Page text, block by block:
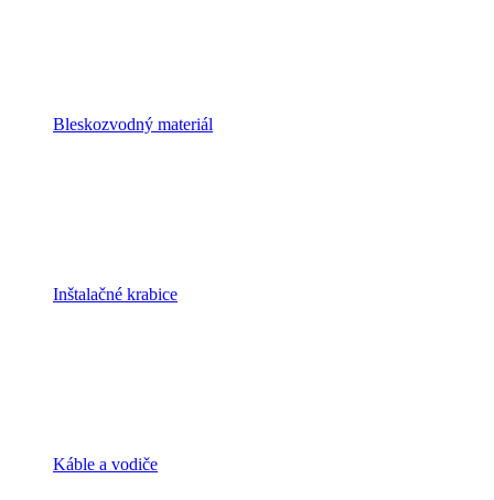
Bleskozvodný materiál
Inštalačné krabice
Káble a vodiče